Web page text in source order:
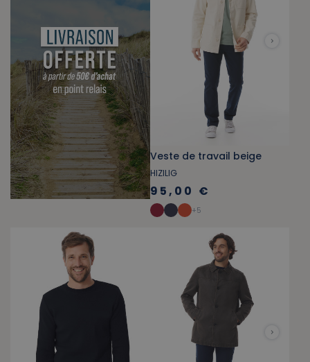
Veste de travail beige
HIZILIG
95,00 €
+5